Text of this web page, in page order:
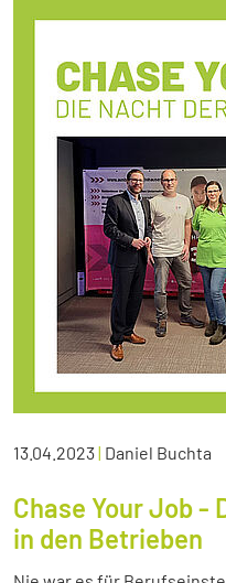
13.04.2023| Daniel Buchta
Chase Your Job -
in den Betrieben